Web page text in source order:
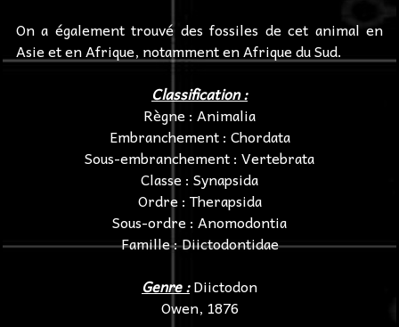
On a également trouvé des fossiles de cet animal en
Asie et en Afrique, notamment en Afrique du Sud.
Classification :
Règne : Animalia
Embranchement : Chordata
Sous-embranchement : Vertebrata
Classe : Synapsida
Ordre : Therapsida
Sous-ordre : Anomodontia
Famille : Diictodontidae
Genre :Diictodon
Owen, 1876